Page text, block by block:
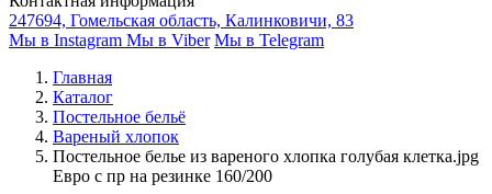
247694, Гомельская область, Калинковичи, 83
Мы в Instagram Мы в Viber Мы в Telegram
Главная
Каталог
Постельное бельё
Вареный хлопок
Постельное белье из вареного хлопка голубая клетка.jpg
Евро с пр на резинке 160/200